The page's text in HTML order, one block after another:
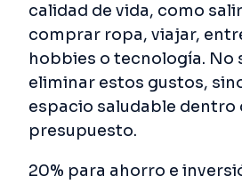
calidad de vida, como
comprar ropa, viajar,
hobbies o tecnología. No
eliminar estos gustos,
espacio saludable dentro
presupuesto.
20% para ahorro e